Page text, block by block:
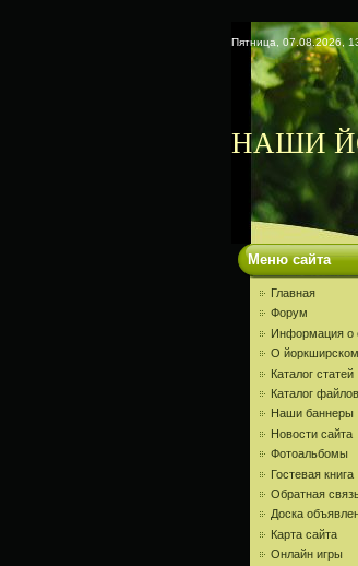
Пятница, 07.08.2026,
НАШИ
Меню сайта
Главная
Форум
Информация о
О
Каталог статей
Каталог файлов
Наши баннеры
Новости сайта
Фотоальбомы
Гостевая книга
Обратная
Доска
Карта сайта
Онлайн игры